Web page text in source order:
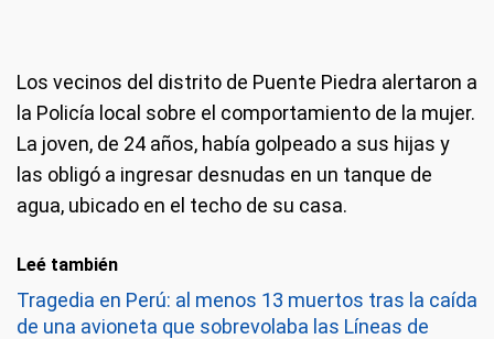
Los vecinos del distrito de Puente Piedra alertaron a
la Policía local sobre el comportamiento de la mujer.
La joven, de 24 años, había golpeado a sus hijas y
las obligó a ingresar desnudas en un tanque de
agua, ubicado en el techo de su casa.
Leé también
Tragedia en Perú: al menos 13 muertos tras la caída
de una avioneta que sobrevolaba las Líneas de